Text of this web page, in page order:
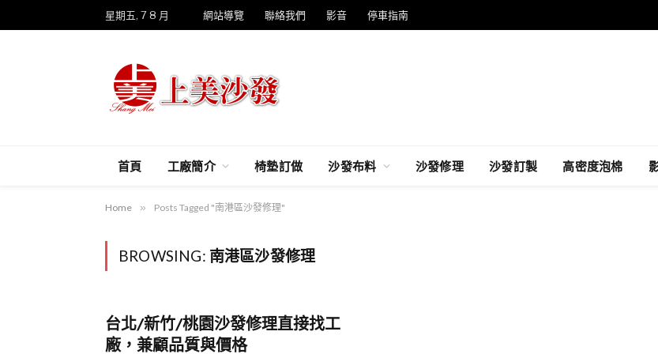
星期五, 7 8 月 網站導覽 聯絡我們 影音 停車指南
首頁 工廠簡介 椅墊訂做 沙發布料 沙發修理 沙發訂製 高密度泡棉
Home » Posts Tagged "南港區沙發修理"
BROWSING: 南港區沙發修理
台北/新竹/桃園沙發修理直接找工
廠，兼顧品質與價格